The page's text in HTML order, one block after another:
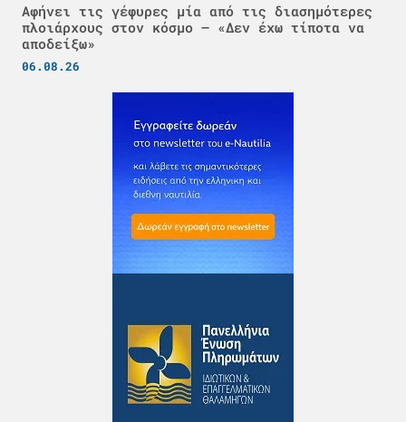
Αφήνει τις γέφυρες μία από τις διασημότερες
πλοιάρχους στον κόσμο – «Δεν έχω τίποτα να
αποδείξω»
06.08.26